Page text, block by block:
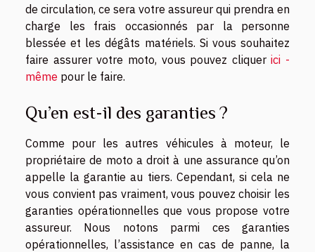
de circulation, ce sera votre assureur qui prendra en
charge les frais occasionnés par la personne
blessée et les dégâts matériels. Si vous souhaitez
faire assurer votre moto, vous pouvez cliquerici -
même pour le faire.
Qu’en est-il des garanties ?
Comme pour les autres véhicules à moteur, le
propriétaire de moto a droit à une assurance qu’on
appelle la garantie au tiers. Cependant, si cela ne
vous convient pas vraiment, vous pouvez choisir les
garanties opérationnelles que vous propose votre
assureur. Nous notons parmi ces garanties
opérationnelles, l’assistance en cas de panne, la